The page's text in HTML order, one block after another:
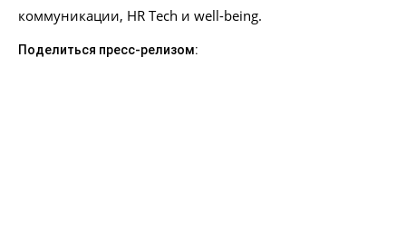
коммуникации, HR Tech и well-being.
Поделиться пресс-релизом: